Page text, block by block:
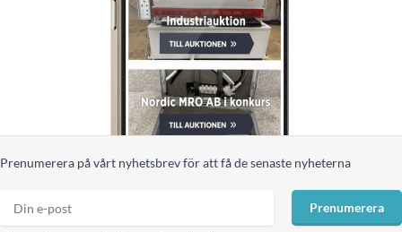
Prenumerera på vårt nyhetsbrev för att få de senaste nyheterna
Prenumerera